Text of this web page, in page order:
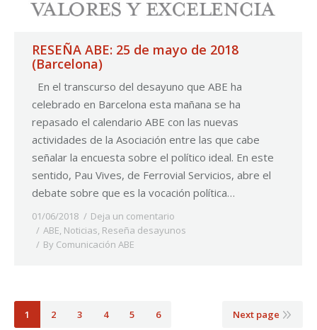
RESEÑA ABE: 25 de mayo de 2018
(Barcelona)
En el transcurso del desayuno que ABE ha
celebrado en Barcelona esta mañana se ha
repasado el calendario ABE con las nuevas
actividades de la Asociación entre las que cabe
señalar la encuesta sobre el político ideal. En este
sentido, Pau Vives, de Ferrovial Servicios, abre el
debate sobre que es la vocación política…
01/06/2018
Deja un comentario
ABE, Noticias, Reseña desayunos
By Comunicación ABE
1 2 3 4 5 6 Next page